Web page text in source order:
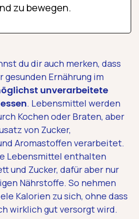
zu bewegen.
du dir auch merken, dass
Ernährung im
unverarbeitete
. Lebensmittel werden
Kochen oder Braten, aber
von Zucker,
Aromastoffen verarbeitet.
Lebensmittel enthalten
und Zucker, dafür aber nur
Nährstoffe. So nehmen
Kalorien zu sich, ohne dass
wirklich gut versorgt wird.